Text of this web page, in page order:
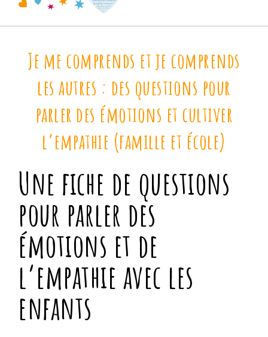
Je me comprends et je comprends
les autres : des questions pour
parler des émotions et cultiver
l’empathie (famille et école)
Une fiche de questions
pour parler des
émotions et de
l’empathie avec les
enfants